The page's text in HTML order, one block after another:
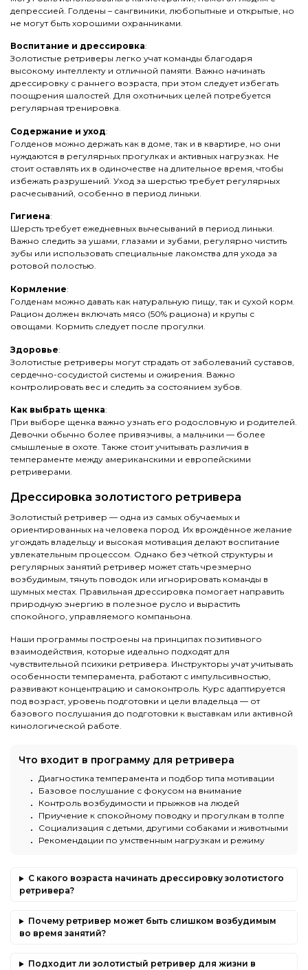
депрессией. Голдены – сангвиники, любопытные и открытые, но
не могут быть хорошими охранниками.
Воспитание и дрессировка:
Золотистые ретриверы легко учат команды благодаря
высокому интеллекту и отличной памяти. Важно начинать
дрессировку с раннего возраста, при этом следует избегать
поощрения шалостей. Для охотничьих целей потребуется
регулярная тренировка.
Содержание и уход:
Голденов можно держать как в доме, так и в квартире, но они
нуждаются в регулярных прогулках и активных нагрузках. Не
стоит оставлять их в одиночестве на длительное время, чтобы
избежать разрушений. Уход за шерстью требует регулярных
расчесываний, особенно в период линьки.
Гигиена:
Шерсть требует ежедневных вычесываний в период линьки.
Важно следить за ушами, глазами и зубами, регулярно чистить
зубы или использовать специальные лакомства для ухода за
ротовой полостью.
Кормление:
Голденам можно давать как натуральную пищу, так и сухой корм.
Рацион должен включать мясо (50% рациона) и крупы с
овощами. Кормить следует после прогулки.
Здоровье:
Золотистые ретриверы могут страдать от заболеваний суставов,
сердечно-сосудистой системы и ожирения. Важно
контролировать вес и следить за состоянием зубов.
Как выбрать щенка:
При выборе щенка важно узнать его родословную и родителей.
Девочки обычно более привязчивы, а мальчики — более
смышленые в охоте. Также стоит учитывать различия в
темпераменте между американскими и европейскими
ретриверами.
Дрессировка золотистого ретривера
Золотистый ретривер — одна из самых обучаемых и
ориентированных на человека пород. Их врождённое желание
угождать владельцу и высокая мотивация делают воспитание
увлекательным процессом. Однако без чёткой структуры и
регулярных занятий ретривер может стать чрезмерно
возбудимым, тянуть поводок или игнорировать команды в
шумных местах. Правильная дрессировка помогает направить
природную энергию в полезное русло и вырастить
спокойного, управляемого компаньона.
Наши программы построены на принципах позитивного
взаимодействия, которые идеально подходят для
чувствительной психики ретривера. Инструкторы учат учитывать
особенности темперамента, работают с импульсивностью,
развивают концентрацию и самоконтроль. Курс адаптируется
под возраст, уровень подготовки и цели владельца — от
базового послушания до подготовки к выставкам или активной
кинологической работе.
Что входит в программу для ретривера
Диагностика темперамента и подбор типа мотивации
Базовое послушание с фокусом на внимание
Контроль возбудимости и прыжков на людей
Приучение к спокойному поводку и прогулкам в толпе
Социализация с детьми, другими собаками и животными
Рекомендации по умственным нагрузкам и режиму
С какого возраста начинать дрессировку золотистого
ретривера?
Почему ретривер может быть слишком возбудимым
во время занятий?
Подходит ли золотистый ретривер для жизни в